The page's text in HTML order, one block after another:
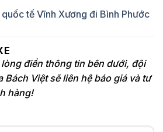
tế Vĩnh Xương đi Bình Phước
điền thông tin bên dưới, đội
Việt sẽ liên hệ báo giá và tư
hàng!